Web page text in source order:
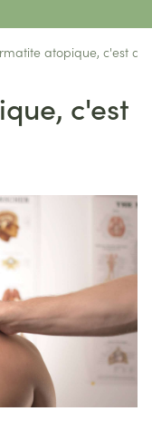
atopique, c'est
c'est